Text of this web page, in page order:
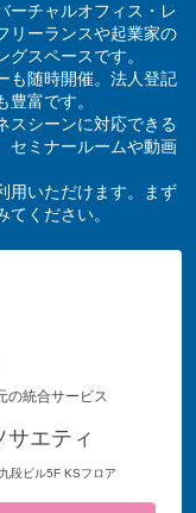
ーチャルオフィス・レ
リーランスや起業家の
スペースです。
も随時開催。法人登記
富です。
スシーンに対応できる
セミナールームや動画
用いただけます。まず
ください。
の統合サービス
サエティ
段ビル5F KSフロア